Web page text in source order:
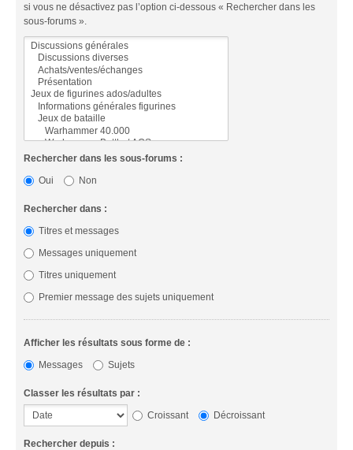
si vous ne désactivez pas l’option ci-dessous « Rechercher dans les
sous-forums ».
Rechercher dans les sous-forums :
Oui
Non
Rechercher dans :
Titres et messages
Messages uniquement
Titres uniquement
Premier message des sujets uniquement
Afficher les résultats sous forme de :
Messages
Sujets
Classer les résultats par :
Croissant
Décroissant
Rechercher depuis :